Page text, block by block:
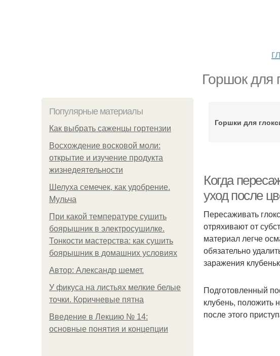
Горшок для
Популярные материалы
Как выбрать саженцы гортензии
Восхождение восковой моли:
открытие и изучение продукта
жизнедеятельности
Шелуха семечек, как удобрение.
Мульча
При какой температуре сушить
боярышник в электросушилке.
Тонкости мастерства: как сушить
боярышник в домашних условиях
Автор: Александр шемет.
У фикуса на листьях мелкие белые
точки. Коричневые пятна
Введение в Лекцию № 14:
основные понятия и концепции
Горшки для
Когда
уход после
Пересаживать
отряхивают от
материал легче
обязательно
заражения
Подготовленный
клубень, положить
после этого